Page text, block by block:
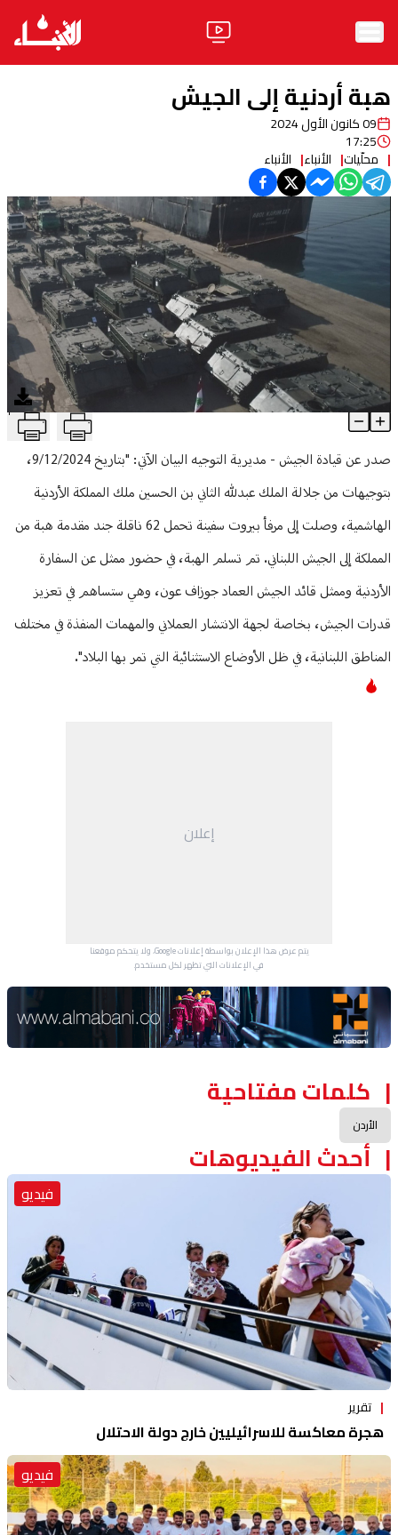
الرئيسية
الأخبار
ثقافة ومجتمع
منوعات
آراء
فيديو
مواقف
وليد جنبلاط
ابحث
هبة أردنية إلى الجيش
09 كانون الأول 2024
17:25
محلّيات الأنباء الأنباء
هبة أردنية إلى الجيش T
Article Content
صدر عن قيادة الجيش - مديرية التوجيه البيان الآتي: "بتاريخ 9/12/2024،
بتوجيهات من جلالة الملك عبدلله الثاني بن الحسين ملك المملكة الأردنية
الهاشمية، وصلت إلى مرفأ بيروت سفينة تحمل 62 ناقلة جند مقدمة هبة من
المملكة إلى الجيش اللبناني. تم تسلم الهبة، في حضور ممثل عن السفارة
الأردنية وممثل قائد الجيش العماد جوزاف عون، وهي ستساهم في تعزيز
قدرات الجيش، بخاصة لجهة الانتشار العملاني والمهمات المنفذة في مختلف
المناطق اللبنانية، في ظل الأوضاع الاستثنائية التي تمر بها البلاد".
إعلان
يتم عرض هذا الإعلان بواسطة إعلانات Google، ولا يتحكم موقعنا
في الإعلانات التي تظهر لكل مستخدم.
Advertisement Section
كلمات مفتاحية
الأردن
أحدث الفيديوهات
فيديو
تقرير
هجرة معاكسة للاسرائيليين خارج دولة الاحتلال
فيديو